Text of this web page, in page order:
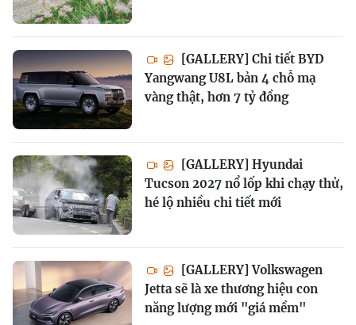
[GALLERY] Chi tiết BYD
Yangwang U8L bản 4 chỗ mạ
vàng thật, hơn 7 tỷ đồng
[GALLERY] Hyundai
Tucson 2027 nổ lốp khi chạy thử,
hé lộ nhiều chi tiết mới
[GALLERY] Volkswagen
Jetta sẽ là xe thương hiệu con
năng lượng mới "giá mềm"